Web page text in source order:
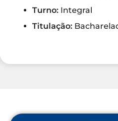
Turno: Integral
Titulação: